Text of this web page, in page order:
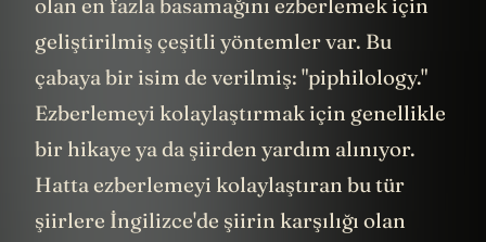
olan en fazla basamağını ezberlemek için
geliştirilmiş çeşitli yöntemler var. Bu
çabaya bir isim de verilmiş: "piphilology."
Ezberlemeyi kolaylaştırmak için genellikle
bir hikaye ya da şiirden yardım alınıyor.
Hatta ezberlemeyi kolaylaştıran bu tür
şiirlere İngilizce'de şiirin karşılığı olan